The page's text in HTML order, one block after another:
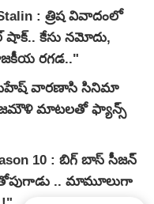
: త్రిష వివాదంలో
కేసు నమోదు,
రగడ.."
మహేష్ వారణాసి సినిమా
మాటలతో ఫ్యాన్స్
10 : బిగ్ బాస్ సీజన్
.. మామూలుగా